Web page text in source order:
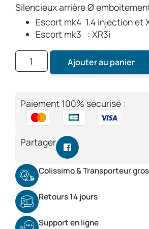
Silencieux arrière Ø
Escort mk4 1.4 injection et
Escort mk3 : XR3i
Ajouter au panier
Paiement 100% sécurisé :
Partager
Colissimo & Transporteur
Retours 14 jours
Support en ligne